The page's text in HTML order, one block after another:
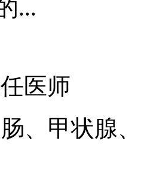
...
医师
、甲状腺